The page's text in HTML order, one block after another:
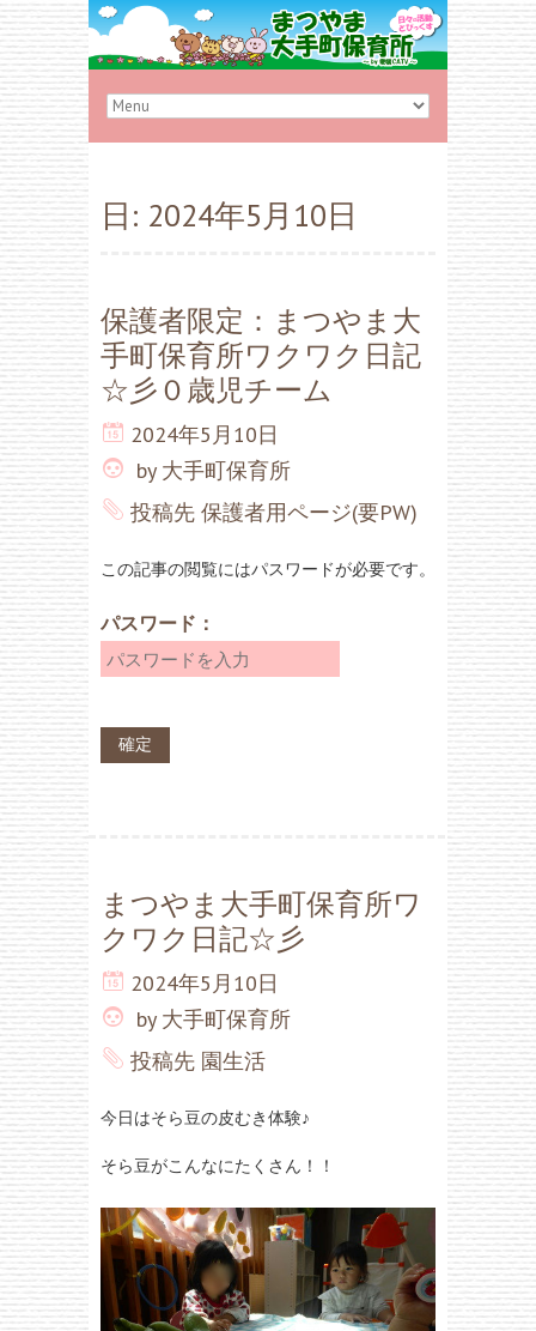
日: 2024年5月10日
保護者限定：まつやま大
手町保育所ワクワク日記
☆彡０歳児チーム
2024年5月10日
by 大手町保育所
投稿先 保護者用ページ(要PW)
この記事の閲覧にはパスワードが必要です。
パスワード：
まつやま大手町保育所ワ
クワク日記☆彡
2024年5月10日
by 大手町保育所
投稿先 園生活
今日はそら豆の皮むき体験♪
そら豆がこんなにたくさん！！